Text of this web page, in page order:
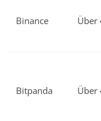
Binance Über
Bitpanda Über